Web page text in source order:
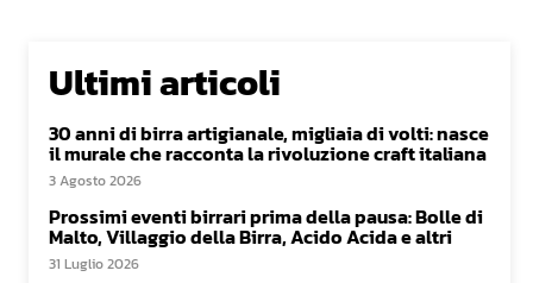
Ultimi articoli
30 anni di birra artigianale, migliaia di volti: nasce
il murale che racconta la rivoluzione craft italiana
3 Agosto 2026
Prossimi eventi birrari prima della pausa: Bolle di
Malto, Villaggio della Birra, Acido Acida e altri
31 Luglio 2026